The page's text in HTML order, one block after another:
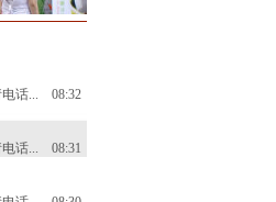
08:32
话...
08:31
话...